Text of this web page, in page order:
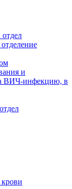
и
ВИЧ-инфекцию, в
крови